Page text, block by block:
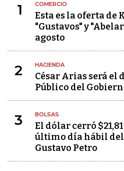
1 COMERCIO
Esta es la oferta de
"Gustavos" y
agosto
2 HACIENDA
César Arias será el
Público del
3 BOLSAS
El dólar cerró
último día hábil
Gustavo Petro